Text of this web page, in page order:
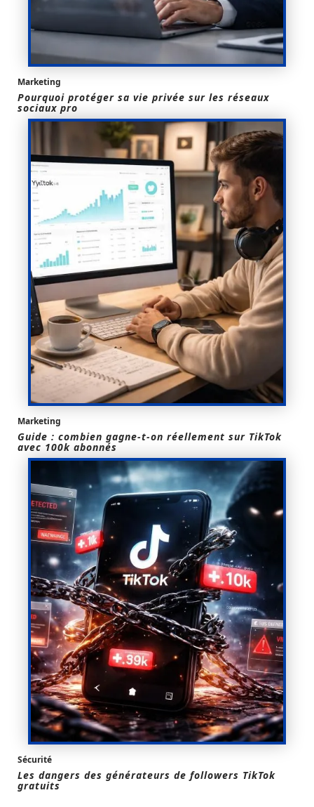
Marketing
Pourquoi protéger sa vie privée sur les réseaux
sociaux pro
Marketing
Guide : combien gagne-t-on réellement sur TikTok
avec 100k abonnés
Sécurité
Les dangers des générateurs de followers TikTok
gratuits